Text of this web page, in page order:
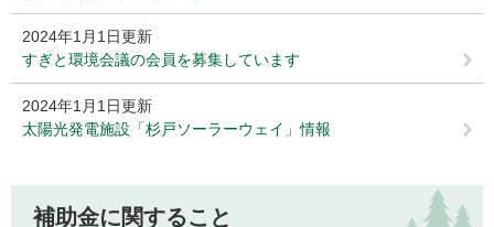
2024年1月1日更新
すぎと環境会議の会員を募集しています
2024年1月1日更新
太陽光発電施設「杉戸ソーラーウェイ」情報
補助金に関すること